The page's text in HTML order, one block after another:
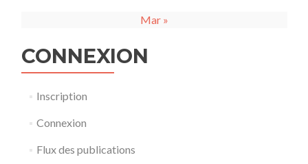
Mar »
CONNEXION
Inscription
Connexion
Flux des publications